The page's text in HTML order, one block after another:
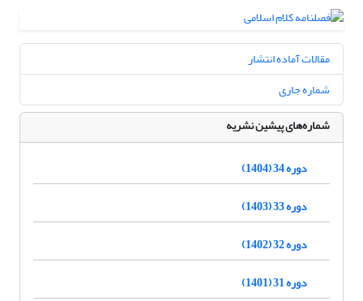
مقالات آماده انتشار
شماره جاری
شماره‌های پیشین نشریه
دوره 34 (1404)
دوره 33 (1403)
دوره 32 (1402)
دوره 31 (1401)